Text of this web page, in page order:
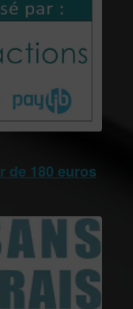
de 180 euros